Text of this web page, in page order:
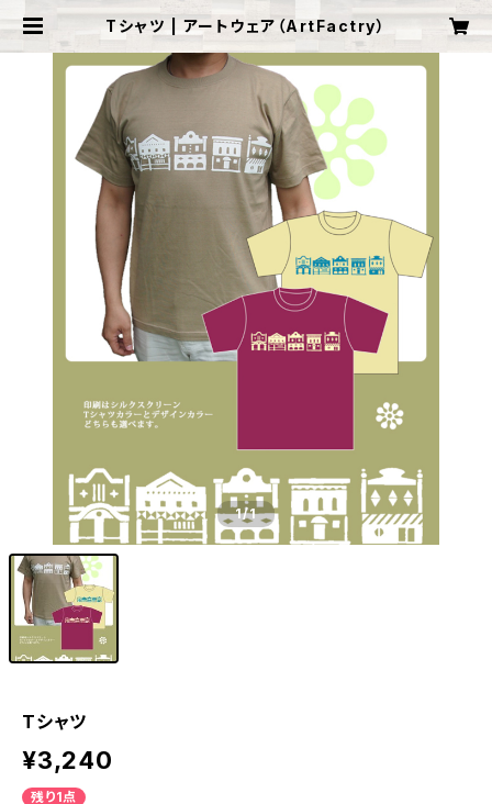
Tシャツ | アートウェア（ArtFactry）
1/1
Tシャツ
¥3,240
残り1点